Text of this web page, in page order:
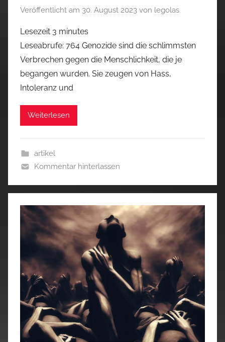
Veröffentlicht am 30. August 2023 von legolas
Lesezeit 3 minutes
Leseabrufe: 764 Genozide sind die schlimmsten
Verbrechen gegen die Menschlichkeit, die je
begangen wurden. Sie zeugen von Hass,
Intoleranz und
Weiterlesen
artikel
Kommentar hinterlassen